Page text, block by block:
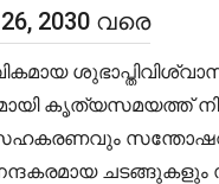
2030 വരെ
കൃത്യസമയത്ത്
സഹകരണവും